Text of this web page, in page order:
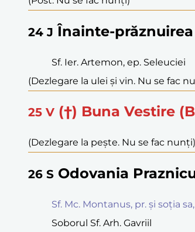
24 J Înainte-
Sf. Ier. Artemon, ep. Seleuciei
(Dezlegare la ulei și vin. Nu se fac
25 V (†) Buna Vestire
(Dezlegare la pește. Nu se fac nunți)
26 S Odovania
Sf. Mc. Montanus, pr. și soția
Soborul Sf. Arh. Gavriil